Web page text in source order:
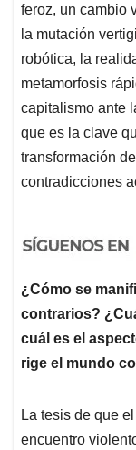
feroz, un cambio
la mutación
robótica, la
metamorfosis
capitalismo ante
que es la clave
transformación
contradicciones
¿Cómo se
contrarios?
cuál es el
rige el mundo
La tesis de que
encuentro